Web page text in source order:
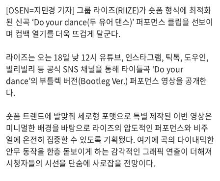
[OSEN=지민경 기자] 그룹 라이즈(RIIZE)가 숏폼 형식에 최적화
된 신곡 ‘Do your dance(두 유어 댄스)’ 퍼포먼스 클립을 선보이
며 컴백 열기를 더욱 뜨겁게 달군다.
라이즈는 오는 18일 낮 12시 유튜브, 인스타그램, 틱톡, 도우인,
빌리빌리 등 공식 SNS 채널을 통해 타이틀곡 ‘Do your
dance’의 부틀렉 버전(Bootleg Ver.) 퍼포먼스 영상을 공개한
다.
숏폼 트렌드에 발맞춰 세로형 포맷으로 특별 제작된 이번 영상은
미니멀한 배경을 바탕으로 라이즈의 압도적인 퍼포먼스와 비주
얼에 온전히 집중할 수 있도록 기획됐다. 여기에 곡의 다이내믹한
안무 동작을 한층 돋보이게 하는 감각적인 그래픽 연출이 더해져
시청자들의 시선을 단숨에 사로잡을 전망이다.